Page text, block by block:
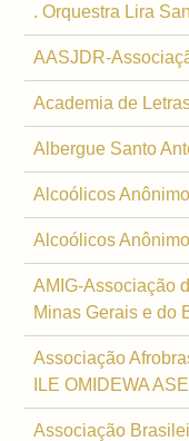
. Orquestra Lira
AASJDR-
Academia de
Albergue Santo
Alcoólicos
Alcoólicos
AMIG-Associação
Minas Gerais e do
Associação
ILE OMIDEWA
Associação